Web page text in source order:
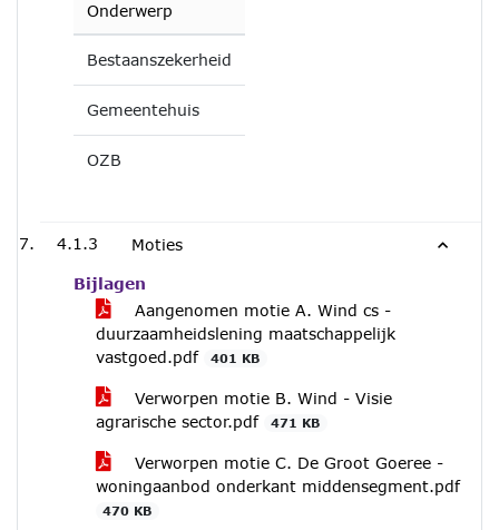
Onderwerp
Bestaanszekerheid
Gemeentehuis
OZB
4.1.3 Moties
Bijlagen
Aangenomen motie A. Wind cs -
duurzaamheidslening maatschappelijk
vastgoed.pdf
401 KB
Verworpen motie B. Wind - Visie
agrarische sector.pdf
471 KB
Verworpen motie C. De Groot Goeree -
woningaanbod onderkant middensegment.pdf
470 KB